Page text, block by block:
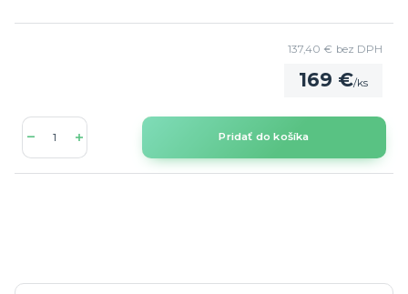
169 €/ks
137,40 € bez DPH
Pridať do košíka